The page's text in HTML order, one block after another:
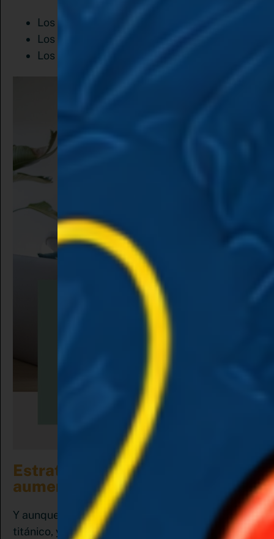
Los más Guardados
Los mejor relacionados
Los que generan mayor interés
Estrategia SEO para optimizar y
aumentar el tráfico de tu web.
Y aunque puedas pensar que el trabajo es
titánico, yo te invito inicialmente a que te